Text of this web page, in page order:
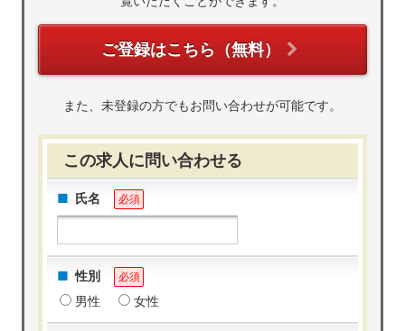
ご登録はこちら（無料）
また、未登録の方でもお問い合わせが可能です。
この求人に問い合わせる
氏名 必須
性別 必須
男性 女性